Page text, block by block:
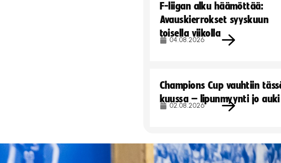
F-liigan alku häämöttää:
Avauskierrokset syyskuun
toisella viikolla
04.08.2026
Champions Cup vauhtiin
kuussa – lipunmyynti jo auki
02.08.2026